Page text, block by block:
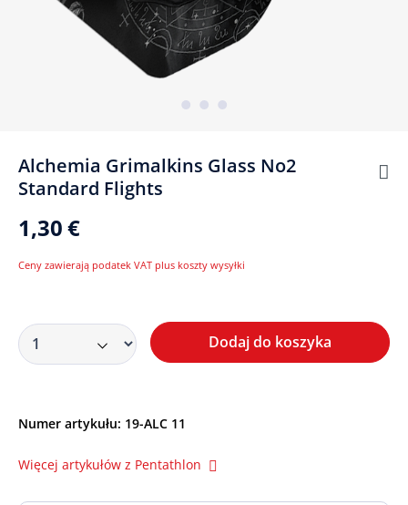
Alchemia Grimalkins Glass No2
Standard Flights
1,30 €
Ceny zawierają podatek VAT plus koszty wysyłki
Dodaj do koszyka
Numer artykułu: 19-ALC 11
Więcej artykułów z Pentathlon